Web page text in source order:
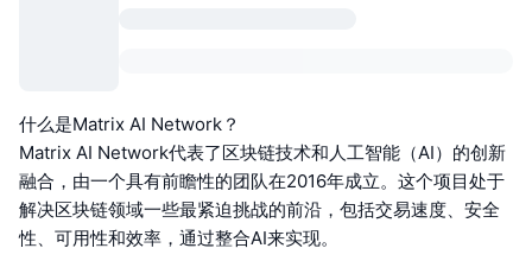
什么是Matrix AI Network？
Matrix AI Network代表了区块链技术和人工智能（AI）的创新
融合，由一个具有前瞻性的团队在2016年成立。这个项目处于
解决区块链领域一些最紧迫挑战的前沿，包括交易速度、安全
性、可用性和效率，通过整合AI来实现。